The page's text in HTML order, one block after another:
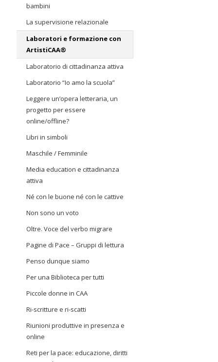
bambini
La supervisione relazionale
Laboratori e formazione con
ArtistiCAA®
Laboratorio di cittadinanza attiva
Laboratorio “Io amo la scuola”
Leggere un’opera letteraria, un
progetto per essere
online/offline?
Libri in simboli
Maschile / Femminile
Media education e cittadinanza
attiva
Né con le buone né con le cattive
Non sono un voto
Oltre. Voce del verbo migrare
Pagine di Pace – Gruppi di lettura
Penso dunque siamo
Per una Biblioteca per tutti
Piccole donne in CAA
Ri-scritture e ri-scatti
Riunioni produttive in presenza e
online
Reti per la pace: educazione, diritti